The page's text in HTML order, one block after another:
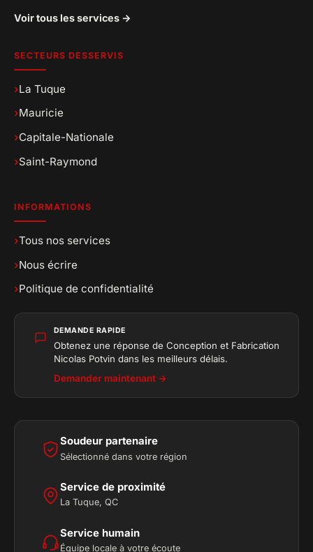
Voir tous les services →
SECTEURS DESSERVIS
›La Tuque
›Mauricie
›Capitale-Nationale
›Saint-Raymond
INFORMATIONS
›Tous nos services
›Nous écrire
›Politique de confidentialité
DEMANDE RAPIDE
Obtenez une réponse de Conception et Fabrication
Nicolas Potvin dans les meilleurs délais.
Demander maintenant →
Soudeur partenaire
Sélectionné dans votre région
Service de proximité
La Tuque, QC
Service humain
Équipe locale à votre écoute